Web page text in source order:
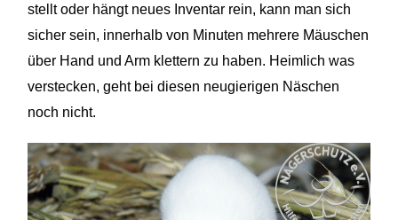
stellt oder hängt neues Inventar rein, kann man sich
sichersein, innerhalb von Minuten mehrere Mäuschen
über Hand und Arm klettern zu haben. Heimlich was
verstecken, geht bei diesen neugierigen Näschen
noch nicht.